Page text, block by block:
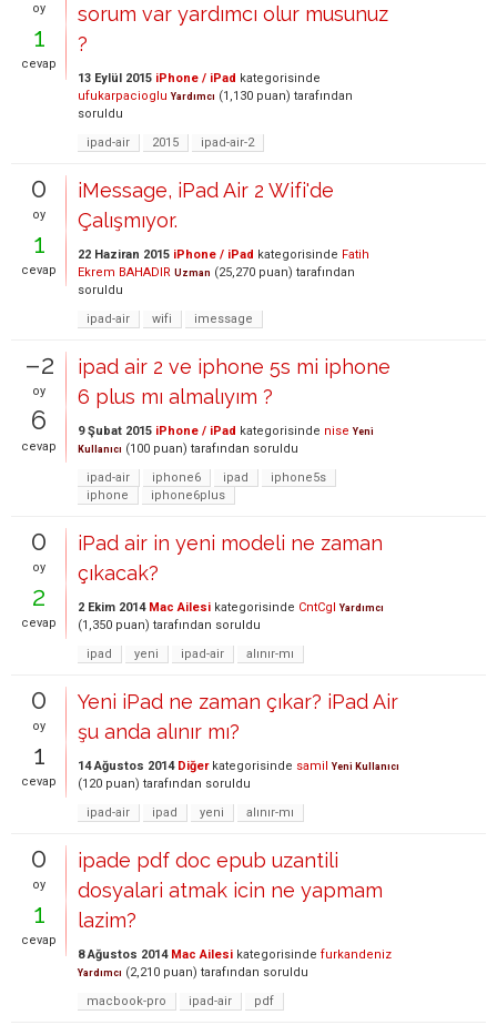
oy
1
cevap
sorum var yardımcı olur musunuz
?
13 Eylül 2015 iPhone / iPad kategorisinde
ufukarpacioglu Yardımcı (1,130 puan) tarafından
soruldu
ipad-air
2015 ipad-air-2
0
oy
1
cevap
iMessage, iPad Air 2 Wifi'de
Çalışmıyor.
22 Haziran 2015 iPhone / iPad kategorisinde Fatih
Ekrem BAHADIR Uzman (25,270 puan) tarafından
soruldu
ipad-air
wifi imessage
–2
oy
6
cevap
ipad air 2 ve iphone 5s mi iphone
6 plus mı almalıyım ?
9 Şubat 2015 iPhone / iPad kategorisinde nise Yeni
Kullanıcı (100 puan) tarafından soruldu
ipad-air
iphone6 ipad
iphone5s
iphone
iphone6plus
0
oy
2
cevap
iPad air in yeni modeli ne zaman
çıkacak?
2 Ekim 2014 Mac Ailesi kategorisinde CntCgl Yardımcı
(1,350 puan) tarafından soruldu
ipad
yeni ipad-air alınır-mı
0
oy
1
cevap
Yeni iPad ne zaman çıkar? iPad Air
şu anda alınır mı?
14 Ağustos 2014 Diğerkategorisinde samil Yeni Kullanıcı
(120 puan) tarafından soruldu
ipad-air
ipad yeni alınır-mı
0
oy
1
cevap
ipade pdf doc epub uzantili
dosyalari atmak icin ne yapmam
lazim?
8 Ağustos 2014 Mac Ailesi kategorisinde furkandeniz
Yardımcı (2,210 puan) tarafından soruldu
macbook-pro
ipad-air pdf